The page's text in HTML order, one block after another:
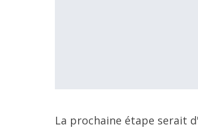
La prochaine étape serait